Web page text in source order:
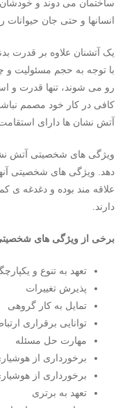
ساختمان می دوند و خودشان
انسانها و حتی جان حیوانات
یک آتشنان علاوه بر قدرت
با توجه به حجم مسئولیت و
رو می شوند، تنها قدرت و
کافی در کار خود مصمم
آتش نشان ها دارای
ویژگی های شخصیتی آتش
دهد. ویژگی های شخصیتی
علاقه مند بوده و دغدغه ی
دارند.
برخی از ویژگی های
تعهد به تنوع و
پذیرش تغییرات
تمایل به کار گروهی
توانایی برقراری
مهارت حل مسئله
برخورداری از
برخورداری از
تعهد به برتری